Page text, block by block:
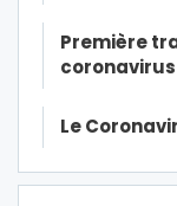
Première
Le